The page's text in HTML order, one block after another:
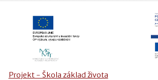
Projekt - Škola základ života